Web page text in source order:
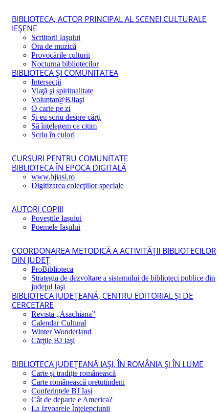
BIBLIOTECA, ACTOR PRINCIPAL AL SCENEI CULTURALE
IEŞENE
Scriitorii Iaşului
Ora de muzică
Provocările culturii
Nocturna bibliotecilor
BIBLIOTECA ŞI COMUNITATEA
Intersecţii
Viaţă şi spiritualitate
Voluntar@BJIaşi
O carte pe zi
Şi eu scriu despre cărţi
Să înţelegem ce citim
Scriu în culori
CURSURI PENTRU COMUNITATE
BIBLIOTECA ÎN EPOCA DIGITALĂ
www.bjiasi.ro
Digitizarea colecţiilor speciale
AUTORI COPIII
Poveştile Iaşului
Poemele Iaşului
COORDONAREA METODICĂ A ACTIVITĂŢII BIBLIOTECILOR
DIN JUDEŢ
ProBiblioteca
Strategia de dezvoltare a sistemului de biblioteci publice din
judeţul Iaşi
BIBLIOTECA JUDEŢEANĂ, CENTRU EDITORIAL ŞI DE
CERCETARE
Revista „Asachiana”
Calendar Cultural
Winter Wonderland
Cărţile BJ Iaşi
BIBLIOTECA JUDEŢEANĂ IAŞI, ÎN ROMÂNIA ŞI ÎN LUME
Carte şi tradiţie românească
Carte românească pretutindeni
Conferințele BJ Iași
Cât de departe e America?
La Izvoarele Înţelepciunii